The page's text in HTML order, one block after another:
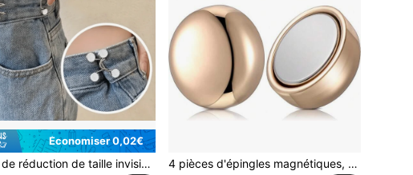
Économiser 0,02€
Boucle de réduction de taille invisible et ajustable, pinces de pantalon détachables sans couture et accessoires de ceintures. Boutons-pression métalliques ajustables et détachables, épingles pour resserrer la taille du pantalon sans couture. Convient aux femmes et aux hommes pour ajuster les boutons de jeans, jupes et vêtements. 4 pièces d'épingles magnétiques, ensemble de boucles magnétiques simples pour foulard, épingles hijab pour femmes de force maximale, boutons magnétiques pour foulard, pinces rondes multifonctionnelles pour école